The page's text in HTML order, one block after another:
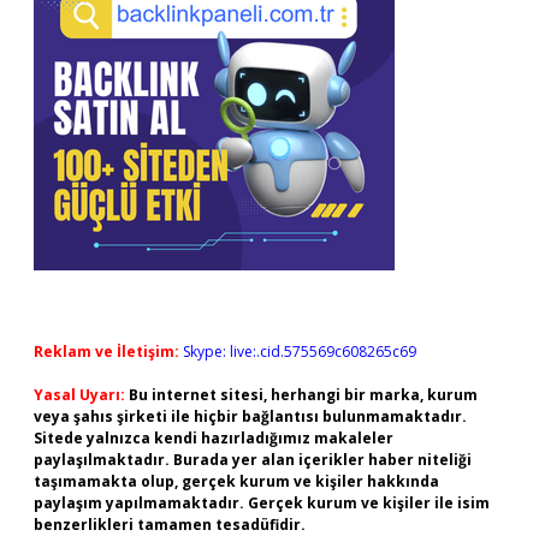
Reklam ve İletişim: Skype: live:.cid.575569c608265c69
Yasal Uyarı: Bu internet sitesi, herhangi bir marka, kurum
veya şahıs şirketi ile hiçbir bağlantısı bulunmamaktadır.
Sitede yalnızca kendi hazırladığımız makaleler
paylaşılmaktadır. Burada yer alan içerikler haber niteliği
taşımamakta olup, gerçek kurum ve kişiler hakkında
paylaşım yapılmamaktadır. Gerçek kurum ve kişiler ile isim
benzerlikleri tamamen tesadüfidir.